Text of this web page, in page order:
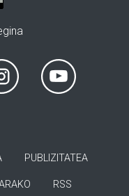
PUBLIZITATEA
RSS